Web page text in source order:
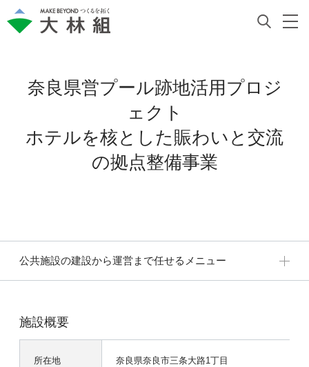
奈良県営プール跡地活用プロジ
ェクト
ホテルを核とした賑わいと交流
の拠点整備事業
公共施設の建設から運営まで任せるメニュー
施設概要
所在地 奈良県奈良市三条大路1丁目